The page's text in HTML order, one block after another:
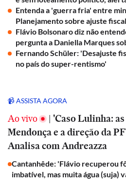
Entenda a 'guerra fria' entre
Planejamento sobre ajuste fiscal
Flávio Bolsonaro diz não
pergunta a Daniella Marques
Fernando Schüler: 'Desajuste
no país do super-rentismo'
📹 ASSISTA AGORA
Ao vivo | 'Caso Lulinha:
Mendonça e a direção da
Analisa com Andreazza
Cantanhêde: 'Flávio recuperou
imbatível, mas muita água (suja)